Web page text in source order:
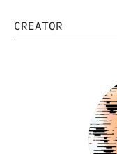
CREATOR